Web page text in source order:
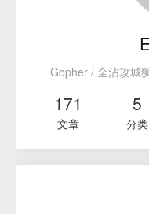
Gopher / 全沾攻城
171
文章
5
分类